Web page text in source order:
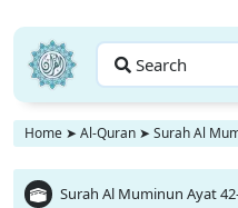
Search
Home ➤ Al-Quran ➤ Surah Al
Surah Al Muminun Ayat